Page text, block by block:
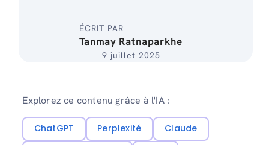
ÉCRIT PAR
Tanmay Ratnaparkhe
9 juillet 2025
Explorez ce contenu grâce à l'IA :
ChatGPT Perplexité
Claude